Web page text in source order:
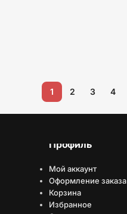
1 2 3 4
Профиль
Мой аккаунт
Оформление заказа
Корзина
Избранное